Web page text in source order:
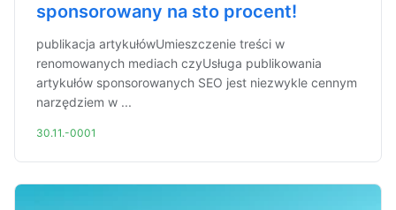
sponsorowany na sto procent!
publikacja artykułówUmieszczenie treści w
renomowanych mediach czyUsługa publikowania
artykułów sponsorowanych SEO jest niezwykle cennym
narzędziem w ...
30.11.-0001